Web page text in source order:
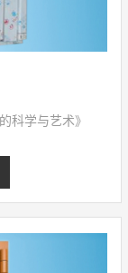
科学与艺术》